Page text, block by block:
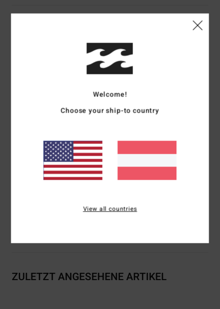
Farbcodewht
Regular Fit
Ärmel:kurzärmlig
Branding:Softhand-Siebdruck vorne und hinten
Heißversiegeltes Etikett im Nacken
Flaggenlabel an der Seitennaht
ZULETZT ANGESEHENE ARTIKEL
Welcome!
Choose your ship-to country
View all countries